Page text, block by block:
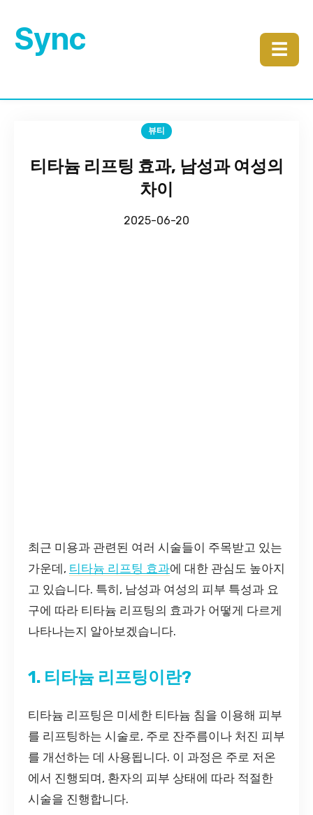
Sync ☰
뷰티
티타늄 리프팅 효과, 남성과 여성의
차이
2025-06-20
최근 미용과 관련된 여러 시술들이 주목받고 있는
가운데, 티타늄 리프팅 효과에 대한 관심도 높아지
고 있습니다. 특히, 남성과 여성의 피부 특성과 요
구에 따라 티타늄 리프팅의 효과가 어떻게 다르게
나타나는지 알아보겠습니다.
1. 티타늄 리프팅이란?
티타늄 리프팅은 미세한 티타늄 침을 이용해 피부
를 리프팅하는 시술로, 주로 잔주름이나 처진 피부
를 개선하는 데 사용됩니다. 이 과정은 주로 저온
에서 진행되며, 환자의 피부 상태에 따라 적절한
시술을 진행합니다.